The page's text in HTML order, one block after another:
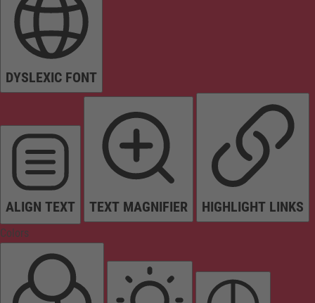
DYSLEXIC FONT
ALIGN TEXT TEXT MAGNIFIER HIGHLIGHT LINKS
Colors